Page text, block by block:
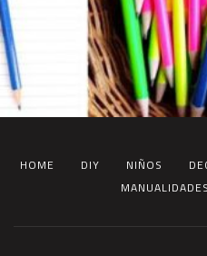
HOME DIY NIÑOS
MANUALIDADES